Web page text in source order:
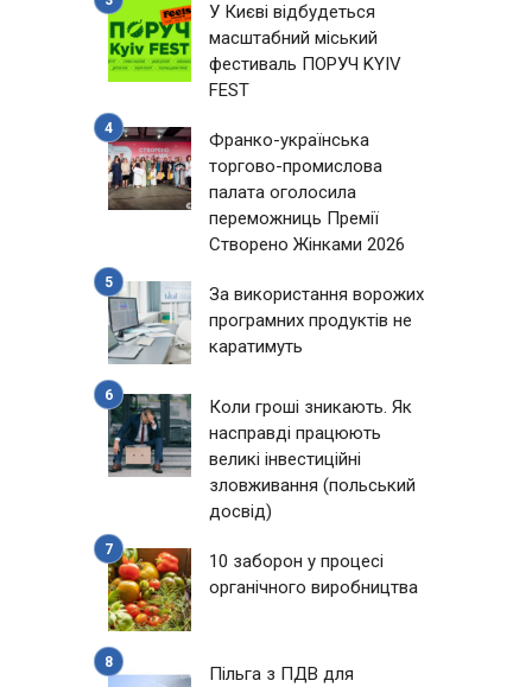
У Києві відбудеться
масштабний міський
фестиваль ПОРУЧ KYIV
FEST
Франко-українська
торгово-промислова
палата оголосила
переможниць Премії
Створено Жінками 2026
За використання ворожих
програмних продуктів не
каратимуть
Коли гроші зникають. Як
насправді працюють
великі інвестиційні
зловживання (польський
досвід)
10 заборон у процесі
органічного виробництва
Пільга з ПДВ для